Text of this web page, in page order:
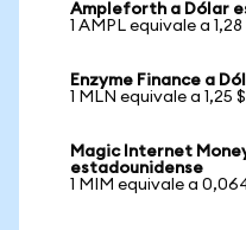
Ampleforth a Dólar
1 AMPL equivale a 1,28
Enzyme Finance a
1 MLN equivale a 1,25 $
Magic Internet
estadounidense
1 MIM equivale a